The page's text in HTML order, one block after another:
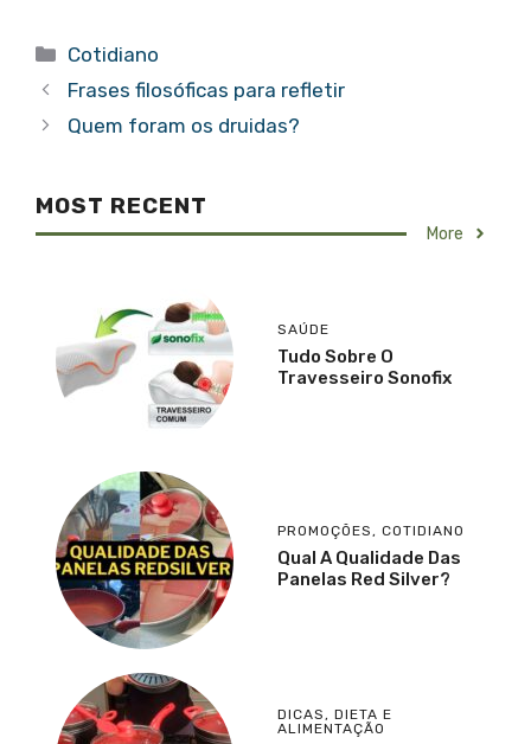
Categorias
Cotidiano
Frases filosóficas para refletir
Quem foram os druidas?
MOST RECENT
More
SAÚDE
Tudo Sobre O
Travesseiro Sonofix
PROMOÇÕES, COTIDIANO
Qual A Qualidade Das
Panelas Red Silver?
DICAS, DIETA E
ALIMENTAÇÃO